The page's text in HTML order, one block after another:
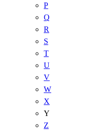
P
Q
R
S
T
U
V
W
X
Y
Z